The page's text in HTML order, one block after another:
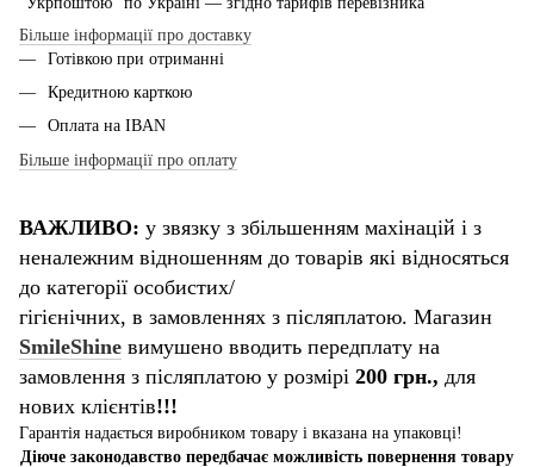
Більше інформації про доставку
Готівкою при отриманні
Кредитною карткою
Оплата на IBAN
Більше інформації про оплату
ВАЖЛИВО: у звязку з збільшенням махінацій і з
неналежним відношенням до товарів які відносяться
до категорії особистих/
гігієнічних, в замовленнях з післяплатою. Магазин
SmileShine вимушено вводить передплату на
замовлення з післяплатою у розмірі 200 грн., для
нових клієнтів!!!
Гарантія надається виробником товару і вказана на упаковці!
Діюче законодавство передбачає можливість повернення товару